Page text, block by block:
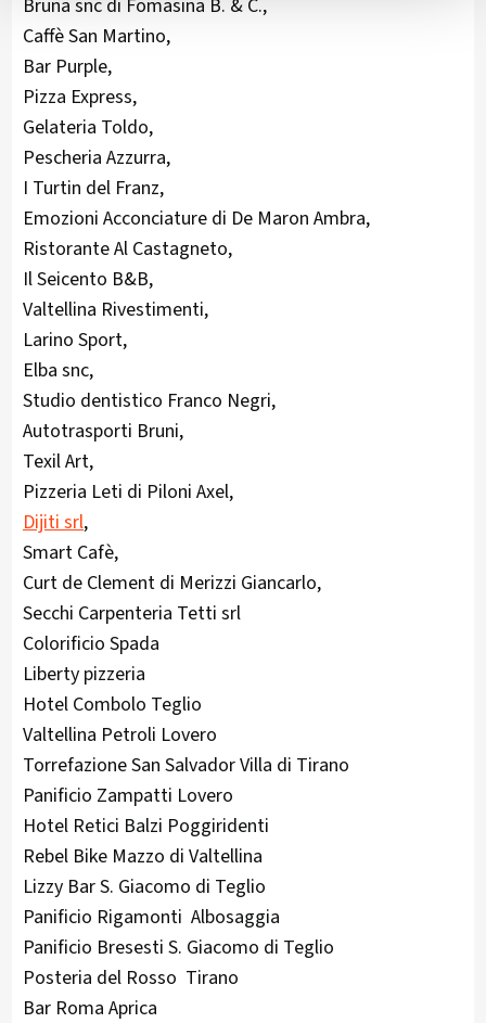
Bruna snc di Fomasina B. & C.,
Caffè San Martino,
Bar Purple,
Pizza Express,
Gelateria Toldo,
Pescheria Azzurra,
I Turtin del Franz,
Emozioni Acconciature di De Maron Ambra,
Ristorante Al Castagneto,
Il Seicento B&B,
Valtellina Rivestimenti,
Larino Sport,
Elba snc,
Studio dentistico Franco Negri,
Autotrasporti Bruni,
Texil Art,
Pizzeria Leti di Piloni Axel,
Dijiti srl,
Smart Cafè,
Curt de Clement di Merizzi Giancarlo,
Secchi Carpenteria Tetti srl
Colorificio Spada
Liberty pizzeria
Hotel Combolo Teglio
Valtellina Petroli Lovero
Torrefazione San Salvador Villa di Tirano
Panificio Zampatti Lovero
Hotel Retici Balzi Poggiridenti
Rebel Bike Mazzo di Valtellina
Lizzy Bar S. Giacomo di Teglio
Panificio Rigamonti Albosaggia
Panificio Bresesti S. Giacomo di Teglio
Posteria del Rosso Tirano
Bar Roma Aprica